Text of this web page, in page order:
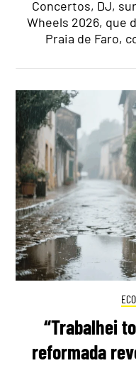
Concertos, DJ,
Wheels 2026, que
Praia de Faro,
“Trabalhei
reformada